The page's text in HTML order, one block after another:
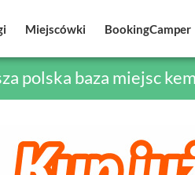
Miejscówki BookingCamper
polska baza miejsc
Miejscówki BookingCamper